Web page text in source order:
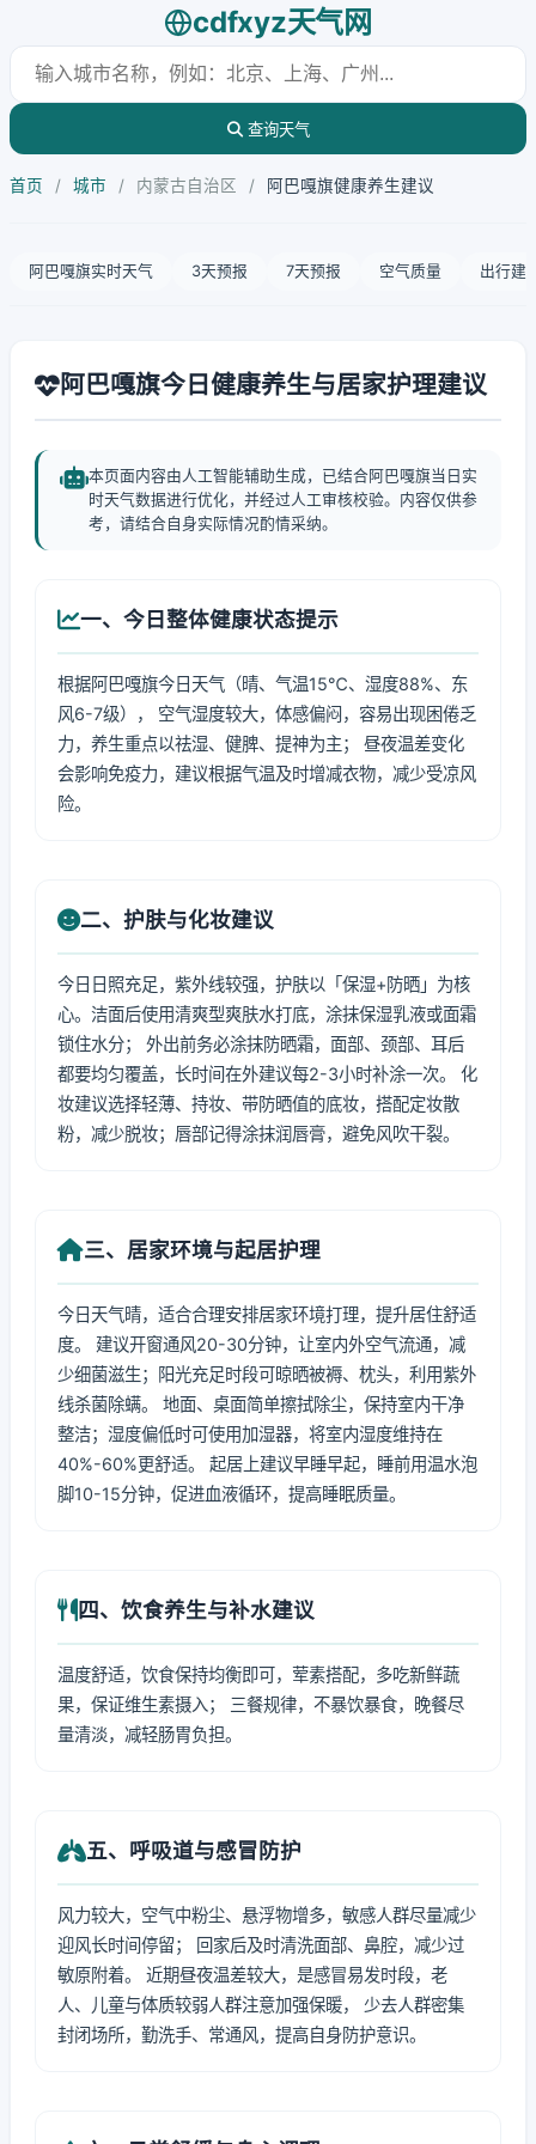
cdfxyz天气网
查询天气
首页 / 城市 / 内蒙古自治区 / 阿巴嘎旗健康养生建议
阿巴嘎旗实时天气 3天预报 7天预报 空气质量 出行建
阿巴嘎旗今日健康养生与居家护理建议
本页面内容由人工智能辅助生成，已结合阿巴嘎旗当日实
时天气数据进行优化，并经过人工审核校验。内容仅供参
考，请结合自身实际情况酌情采纳。
一、今日整体健康状态提示
根据阿巴嘎旗今日天气（晴、气温15℃、湿度88%、东
风6-7级）， 空气湿度较大，体感偏闷，容易出现困倦乏
力，养生重点以祛湿、健脾、提神为主； 昼夜温差变化
会影响免疫力，建议根据气温及时增减衣物，减少受凉风
险。
二、护肤与化妆建议
今日日照充足，紫外线较强，护肤以「保湿+防晒」为核
心。洁面后使用清爽型爽肤水打底，涂抹保湿乳液或面霜
锁住水分； 外出前务必涂抹防晒霜，面部、颈部、耳后
都要均匀覆盖，长时间在外建议每2-3小时补涂一次。 化
妆建议选择轻薄、持妆、带防晒值的底妆，搭配定妆散
粉，减少脱妆；唇部记得涂抹润唇膏，避免风吹干裂。
三、居家环境与起居护理
今日天气晴，适合合理安排居家环境打理，提升居住舒适
度。 建议开窗通风20-30分钟，让室内外空气流通，减
少细菌滋生；阳光充足时段可晾晒被褥、枕头，利用紫外
线杀菌除螨。 地面、桌面简单擦拭除尘，保持室内干净
整洁；湿度偏低时可使用加湿器，将室内湿度维持在
40%-60%更舒适。 起居上建议早睡早起，睡前用温水泡
脚10-15分钟，促进血液循环，提高睡眠质量。
四、饮食养生与补水建议
温度舒适，饮食保持均衡即可，荤素搭配，多吃新鲜蔬
果，保证维生素摄入； 三餐规律，不暴饮暴食，晚餐尽
量清淡，减轻肠胃负担。
五、呼吸道与感冒防护
风力较大，空气中粉尘、悬浮物增多，敏感人群尽量减少
迎风长时间停留； 回家后及时清洗面部、鼻腔，减少过
敏原附着。 近期昼夜温差较大，是感冒易发时段，老
人、儿童与体质较弱人群注意加强保暖， 少去人群密集
封闭场所，勤洗手、常通风，提高自身防护意识。